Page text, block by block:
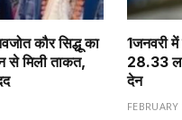
कौर सिद्धू का
से मिली ताकत,
1️जनवरी में
28.33
देन